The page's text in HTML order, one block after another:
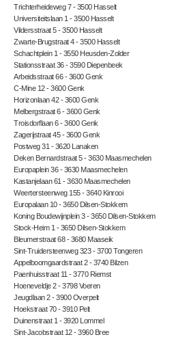
Trichterheideweg 7 - 3500 Hasselt
Universiteitslaan 1 - 3500 Hasselt
Vildersstraat 5 - 3500 Hasselt
Zwarte-Brugstraat 4 - 3500 Hasselt
Schachtplein 1 - 3550 Heusden-Zolder
Stationsstraat 36 - 3590 Diepenbeek
Arbeidsstraat 66 - 3600 Genk
C-Mine 12 - 3600 Genk
Horizonlaan 42 - 3600 Genk
Melbergstraat 6 - 3600 Genk
Troisdorflaan 6 - 3600 Genk
Zagerijstraat 45 - 3600 Genk
Postweg 31 - 3620 Lanaken
Deken Bernardstraat 5 - 3630 Maasmechelen
Europaplein 36 - 3630 Maasmechelen
Kastanjelaan 61 - 3630 Maasmechelen
Weertersteenweg 155 - 3640 Kinrooi
Europalaan 10 - 3650 Dilsen-Stokkem
Koning Boudewijnplein 3 - 3650 Dilsen-Stokkem
Stock-Heim 1 - 3650 Dilsen-Stokkem
Bleumerstraat 68 - 3680 Maaseik
Sint-Truidersteenweg 323 - 3700 Tongeren
Appelboomgaardstraat 2 - 3740 Bilzen
Paenhuisstraat 11 - 3770 Riemst
Hoeneveldje 2 - 3798 Voeren
Jeugdlaan 2 - 3900 Overpelt
Hoekstraat 70 - 3910 Pelt
Duinenstraat 1 - 3920 Lommel
Sint-Jacobstraat 12 - 3960 Bree